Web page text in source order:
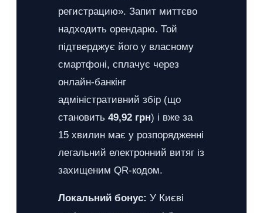
регистрацию». Запит миттєво
надходить орендарю. Той
підтверджує його у власному
смартфоні, сплачує через
онлайн-банкінг
адміністративний збір (що
становить 49,92 грн) і вже за
15 хвилин має у розпорядженні
легальний електронний витяг із
захищеним QR-кодом.
Локальний бонус: У Києві